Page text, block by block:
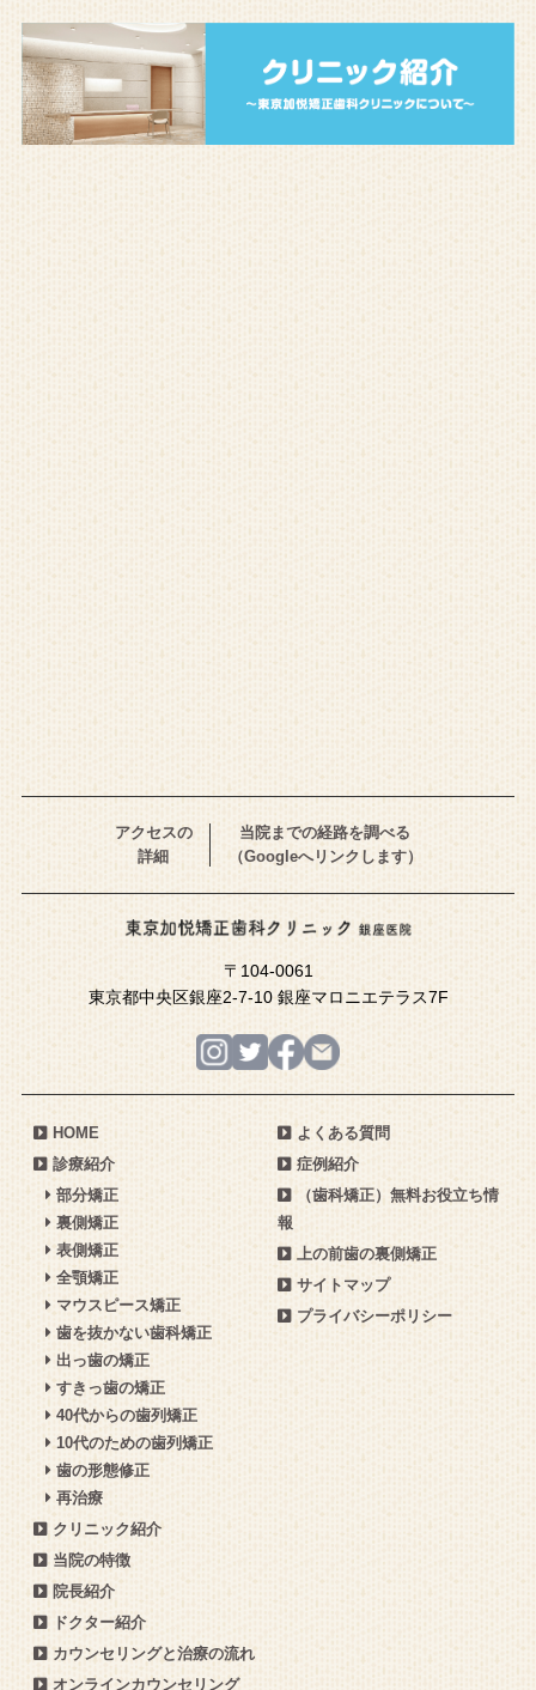
アクセスの
詳細
当院までの経路を調べる
（Googleへリンクします）
〒104-0061
東京都中央区銀座2-7-10 銀座マロニエテラス7F
HOME
診療紹介
部分矯正
裏側矯正
表側矯正
全顎矯正
マウスピース矯正
歯を抜かない歯科矯正
出っ歯の矯正
すきっ歯の矯正
40代からの歯列矯正
10代のための歯列矯正
歯の形態修正
再治療
クリニック紹介
当院の特徴
院長紹介
ドクター紹介
カウンセリングと治療の流れ
オンラインカウンセリング
よくある質問
症例紹介
（歯科矯正）無料お役立ち情
報
上の前歯の裏側矯正
サイトマップ
プライバシーポリシー